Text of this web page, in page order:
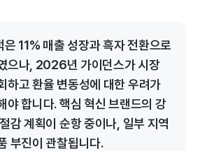
11% 매출 성장과 흑자 전환으로
으나, 2026년 가이던스가 시장
하고 환율 변동성에 대한 우려가
야 합니다. 핵심 혁신 브랜드의 강
감 계획이 순항 중이나, 일부 지역
부진이 관찰됩니다.